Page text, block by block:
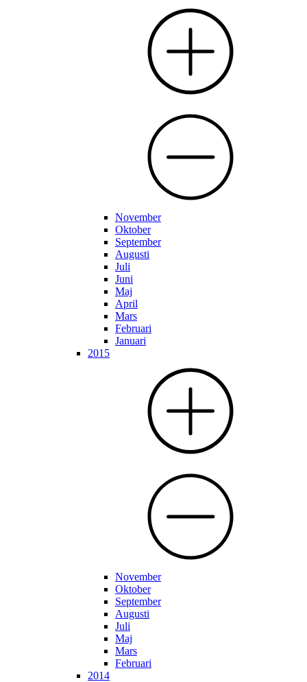
November
Oktober
September
Augusti
Juli
Juni
Maj
April
Mars
Februari
Januari
2015
November
Oktober
September
Augusti
Juli
Maj
Mars
Februari
2014